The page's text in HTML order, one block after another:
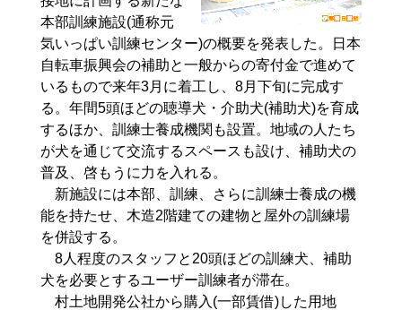
本部訓練施設(通称元
気いっぱい訓練センター)の概要を発表した。日本
自転車振興会の補助と一般からの寄付金で進めて
いるもので来年3月に着工し、8月下旬に完成す
る。年間5頭ほどの聴導犬・介助犬(補助犬)を育成
するほか、訓練士養成機関も設置。地域の人たち
が犬を通じて交流するスペースも設け、補助犬の
普及、啓もうに力を入れる。
新施設には本部、訓練、さらに訓練士養成の機
能を持たせ、木造2階建ての建物と屋外の訓練場
を併設する。
8人程度のスタッフと20頭ほどの訓練犬、補助
犬を必要とするユーザー訓練者が滞在。
村土地開発公社から購入(一部賃借)した用地